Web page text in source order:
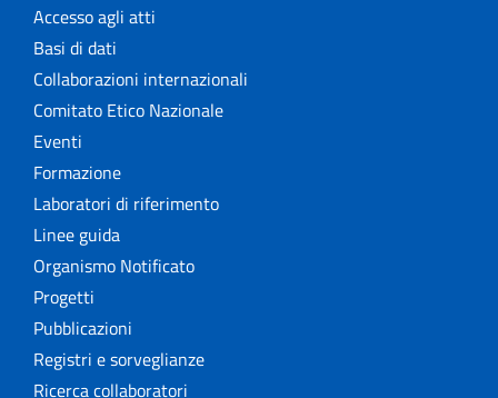
Accesso agli atti
Basi di dati
Collaborazioni internazionali
Comitato Etico Nazionale
Eventi
Formazione
Laboratori di riferimento
Linee guida
Organismo Notificato
Progetti
Pubblicazioni
Registri e sorveglianze
Ricerca collaboratori